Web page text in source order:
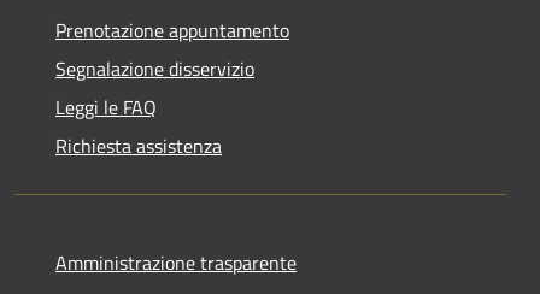
Prenotazione appuntamento
Segnalazione disservizio
Leggi le FAQ
Richiesta assistenza
Amministrazione trasparente